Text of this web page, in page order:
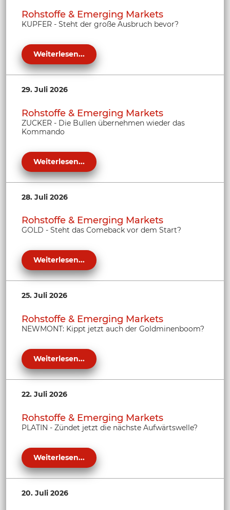
Rohstoffe & Emerging Markets
KUPFER - Steht der große Ausbruch bevor?
Weiterlesen...
29. Juli 2026
Rohstoffe & Emerging Markets
ZUCKER - Die Bullen übernehmen wieder das
Kommando
Weiterlesen...
28. Juli 2026
Rohstoffe & Emerging Markets
GOLD - Steht das Comeback vor dem Start?
Weiterlesen...
25. Juli 2026
Rohstoffe & Emerging Markets
NEWMONT: Kippt jetzt auch der Goldminenboom?
Weiterlesen...
22. Juli 2026
Rohstoffe & Emerging Markets
PLATIN - Zündet jetzt die nächste Aufwärtswelle?
Weiterlesen...
20. Juli 2026